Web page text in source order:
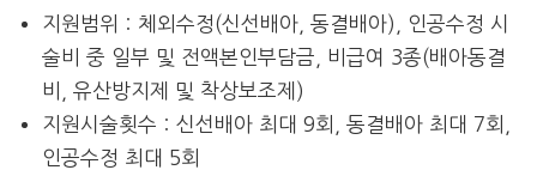
지원범위：체외수정(신선배아, 동결배아), 인공수정 시
술비 중 일부 및 전액본인부담금, 비급여 3종(배아동결
비, 유산방지제 및 착상보조제)
지원시술횟수：신선배아 최대 9회, 동결배아 최대 7회,
인공수정 최대 5회